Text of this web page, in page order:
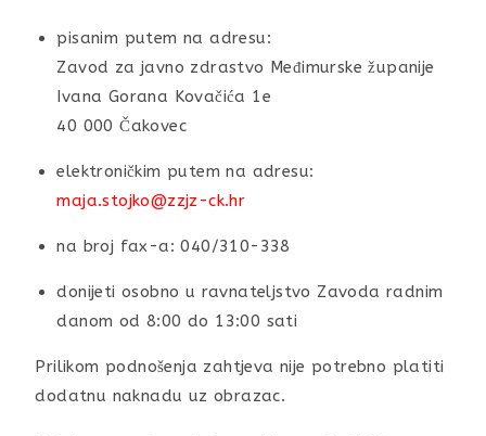
pisanim putem na adresu:
Zavod za javno zdrastvo Međimurske županije
Ivana Gorana Kovačića 1e
40 000 Čakovec
elektroničkim putem na adresu:
maja.stojko@zzjz-ck.hr
na broj fax-a: 040/310-338
donijeti osobno u ravnateljstvo Zavoda radnim
danom od 8:00 do 13:00 sati
Prilikom podnošenja zahtjeva nije potrebno platiti
dodatnu naknadu uz obrazac.